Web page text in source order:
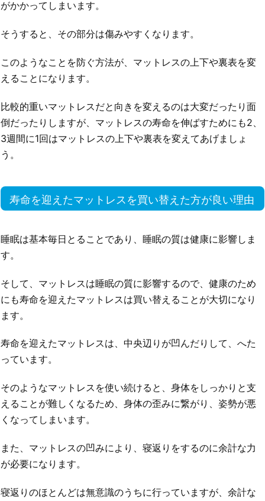
がかかってしまいます。
そうすると、その部分は傷みやすくなります。
このようなことを防ぐ方法が、マットレスの上下や裏表を変
えることになります。
比較的重いマットレスだと向きを変えるのは大変だったり面
倒だったりしますが、マットレスの寿命を伸ばすためにも2、
3週間に1回はマットレスの上下や裏表を変えてあげましょ
う。
寿命を迎えたマットレスを買い替えた方が良い理由
睡眠は基本毎日とることであり、睡眠の質は健康に影響しま
す。
そして、マットレスは睡眠の質に影響するので、健康のため
にも寿命を迎えたマットレスは買い替えることが大切になり
ます。
寿命を迎えたマットレスは、中央辺りが凹んだりして、へた
っています。
そのようなマットレスを使い続けると、身体をしっかりと支
えることが難しくなるため、身体の歪みに繋がり、姿勢が悪
くなってしまいます。
また、マットレスの凹みにより、寝返りをするのに余計な力
が必要になります。
寝返りのほとんどは無意識のうちに行っていますが、余計な